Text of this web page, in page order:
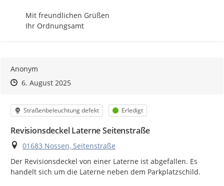
Mit freundlichen Grüßen
Ihr Ordnungsamt
Anonym
Zeitpunkt des Erstellens
Zeitpunkt des Erstellens
6. August 2025Zur Äußerung
Kategorie
Straßenbeleuchtung defekt Status
Erledigt
Revisionsdeckel Laterne Seitenstraße
Ort
01683 Nossen, Seitenstraße
Der Revisionsdeckel von einer Laterne ist abgefallen. Es
handelt sich um die Laterne neben dem Parkplatzschild.